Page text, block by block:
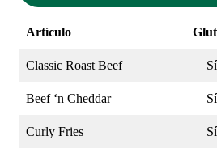
Artículo
Classic Roast Beef Sí
Beef ‘n Cheddar Sí
Curly Fries Sí